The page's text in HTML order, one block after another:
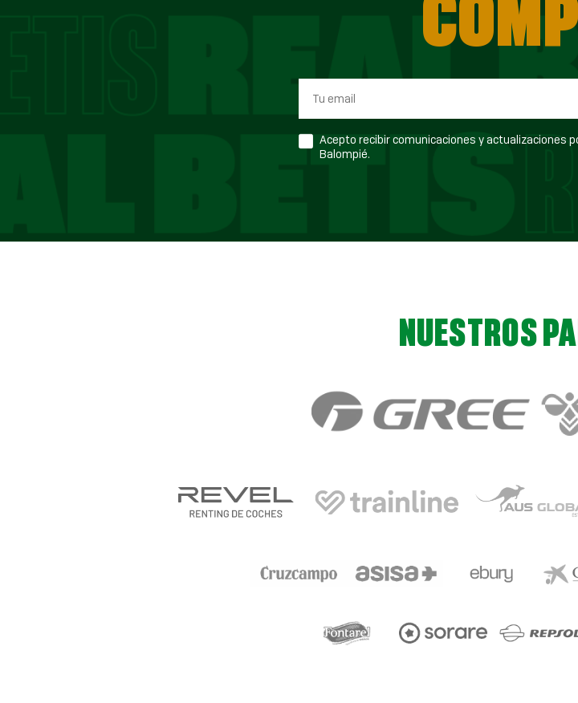
Acepto recibir comunicaciones y actualizaciones por
Balompié.
NUESTROS